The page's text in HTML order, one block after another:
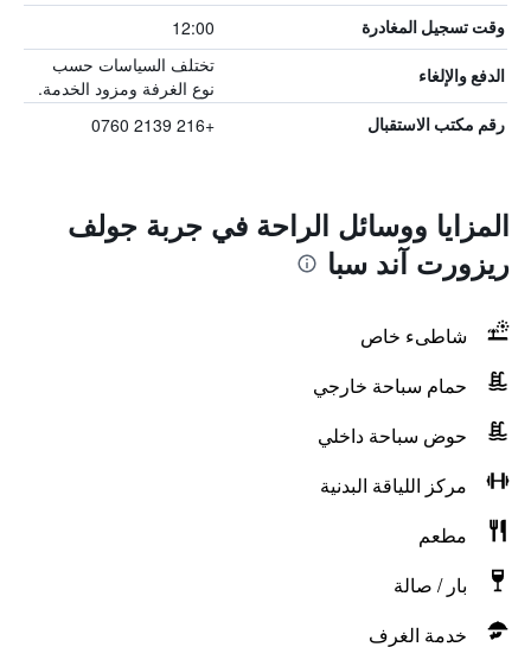
وقت تسجيل المغادرة 12:00
الدفع والإلغاء
تختلف السياسات حسب
نوع الغرفة ومزود الخدمة.
رقم مكتب الاستقبال +216 2139 0760
المزايا ووسائل الراحة في جربة جولف
ريزورت آند سبا
شاطىء خاص
حمام سباحة خارجي
حوض سباحة داخلي
مركز اللياقة البدنية
مطعم
بار / صالة
خدمة الغرف